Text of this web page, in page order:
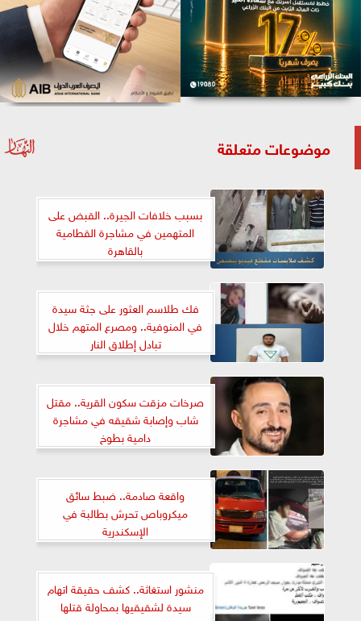
موضوعات متعلقة
بسبب خلافات الجيرة.. القبض على
المتهمين في مشاجرة القطامية
بالقاهرة
فك طلاسم العثور على جثة سيدة
في المنوفية.. ومصرع المتهم خلال
تبادل إطلاق النار
صرخات مزقت سكون القرية.. مقتل
شاب وإصابة شقيقه في مشاجرة
دامية بطوخ
واقعة صادمة.. ضبط سائق
ميكروباص تحرش بطالبة في
الإسكندرية
منشور استغاثة.. كشف حقيقة اتهام
سيدة لشقيقيها بمحاولة قتلها